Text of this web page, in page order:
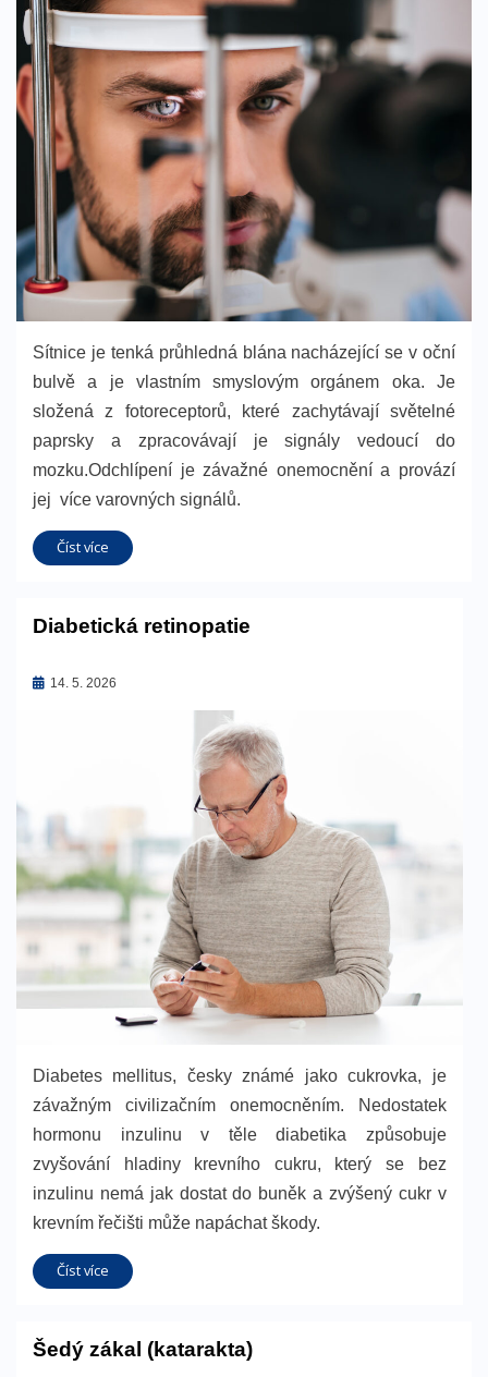
Sítnice je tenká průhledná blána nacházející se v oční
bulvě a je vlastním smyslovým orgánem oka. Je
složená z fotoreceptorů, které zachytávají světelné
paprsky a zpracovávají je signály vedoucí do
mozku.Odchlípení je závažné onemocnění a provází
jej více varovných signálů.
Číst více
Diabetická retinopatie
Zveřejněno
14. 5. 2026
Diabetes mellitus, česky známé jako cukrovka, je
závažným civilizačním onemocněním. Nedostatek
hormonu inzulinu v těle diabetika způsobuje
zvyšování hladiny krevního cukru, který se bez
inzulinu nemá jak dostat do buněk a zvýšený cukr v
krevním řečišti může napáchat škody.
Číst více
Šedý zákal (katarakta)